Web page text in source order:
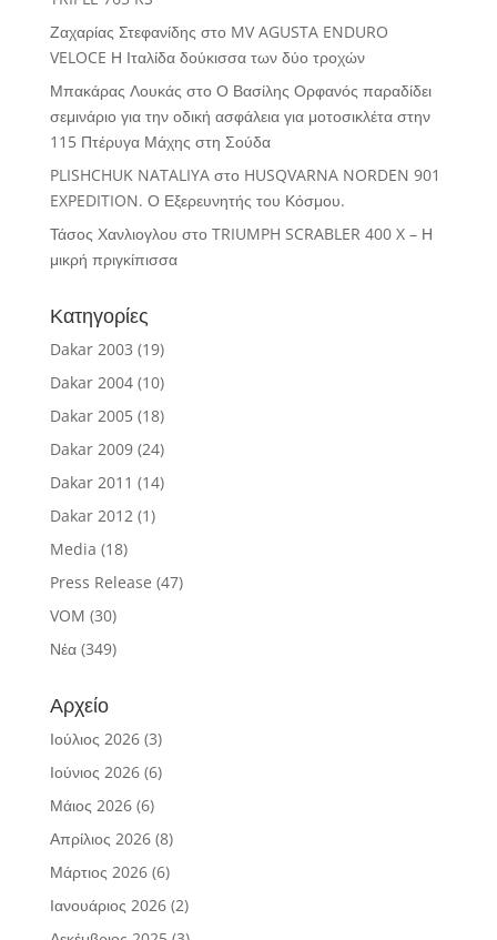
Ζαχαρίας Στεφανίδης στο MV AGUSTA ENDURO
VELOCE Η Ιταλίδα δούκισσα των δύο τροχών
Μπακάρας Λουκάς στο Ο Βασίλης Ορφανός παραδίδει
σεμινάριο για την οδική ασφάλεια για μοτοσικλέτα στην
115 Πτέρυγα Μάχης στη Σούδα
PLISHCHUK NATALIYAστο HUSQVARNA NORDEN 901
EXPEDITION. Ο Εξερευνητής του Κόσμου.
Τάσος Χανλιογλου στο TRIUMPH SCRABLER 400 X – Η
μικρή πριγκίπισσα
Κατηγορίες
Dakar 2003 (19)
Dakar 2004(10)
Dakar 2005(18)
Dakar 2009(24)
Dakar 2011 (14)
Dakar 2012(1)
Media (18)
Press Release (47)
VOM (30)
Νέα(349)
Αρχείο
Ιούλιος 2026(3)
Ιούνιος 2026(6)
Μάιος 2026(6)
Απρίλιος 2026(8)
Μάρτιος 2026(6)
Ιανουάριος 2026(2)